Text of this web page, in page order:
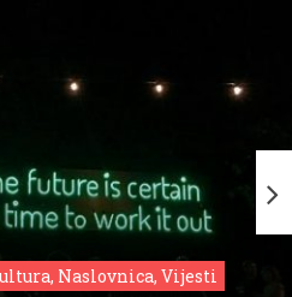
Naslovnica, Vijesti